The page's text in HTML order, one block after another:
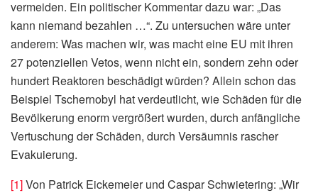
vermeiden. Ein politischer Kommentar dazu war: „Das
kann niemand bezahlen …“. Zu untersuchen wäre unter
anderem: Was machen wir, was macht eine EU mit ihren
27 potenziellen Vetos, wenn nicht ein, sondern zehn oder
hundert Reaktoren beschädigt würden? Allein schon das
Beispiel Tschernobyl hat verdeutlicht, wie Schäden für die
Bevölkerung enorm vergrößert wurden, durch anfängliche
Vertuschung der Schäden, durch Versäumnis rascher
Evakuierung.
[1]Von Patrick Eickemeier und Caspar Schwietering: „Wir